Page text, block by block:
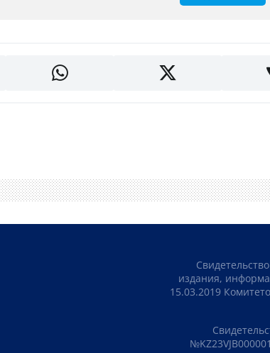
издания,
15.03.2019